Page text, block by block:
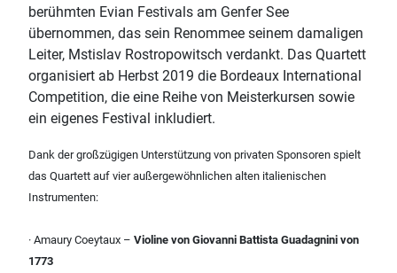
berühmten Evian Festivals am Genfer See
übernommen, das sein Renommee seinem damaligen
Leiter, Mstislav Rostropowitsch verdankt. Das Quartett
organisiert ab Herbst 2019 die Bordeaux International
Competition, die eine Reihe von Meisterkursen sowie
ein eigenes Festival inkludiert.
Dank der großzügigen Unterstützung von privaten Sponsoren spielt
das Quartett auf vier außergewöhnlichen alten italienischen
Instrumenten:
· Amaury Coeytaux – Violine von Giovanni Battista Guadagnini von
1773